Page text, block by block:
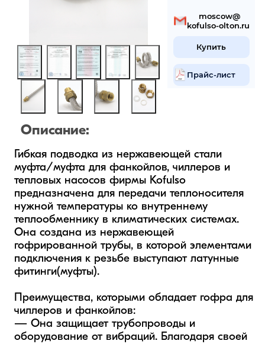
mosсow@
kofulso-olton.ru
Купить
Прайс-лист
Описание:
Гибкая подводка из нержавеющей стали
муфта/муфта для фанкойлов, чиллеров и
тепловых насосов фирмы Kofulso
предназначена для передачи теплоносителя
нужной температуры ко внутреннему
теплообменнику в климатических системах.
Она создана из нержавеющей
гофрированной трубы, в которой элементами
подключения к резьбе выступают латунные
фитинги(муфты).
Преимущества, которыми обладает гофра для
чиллеров и фанкойлов:
— Она защищает трубопроводы и
оборудование от вибраций. Благодаря своей